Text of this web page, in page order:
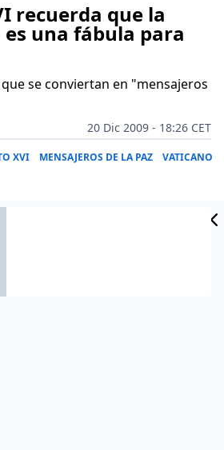
recuerda que la
una fábula para
se conviertan en "mensajeros
20 Dic 2009 - 18:26 CET
XVI MENSAJEROS DE LA PAZ VATICANO